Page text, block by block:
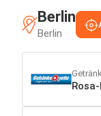
Berlin
Berlin